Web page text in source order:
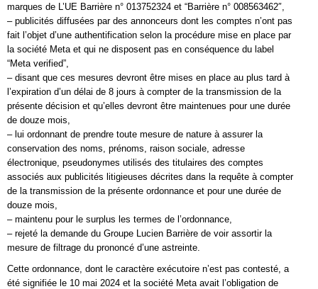
marques de L’UE Barrière n° 013752324 et “Barrière n° 008563462″,
– publicités diffusées par des annonceurs dont les comptes n’ont pas
fait l’objet d’une authentification selon la procédure mise en place par
la société Meta et qui ne disposent pas en conséquence du label
“Meta verified”,
– disant que ces mesures devront être mises en place au plus tard à
l’expiration d’un délai de 8 jours à compter de la transmission de la
présente décision et qu’elles devront être maintenues pour une durée
de douze mois,
– lui ordonnant de prendre toute mesure de nature à assurer la
conservation des noms, prénoms, raison sociale, adresse
électronique, pseudonymes utilisés des titulaires des comptes
associés aux publicités litigieuses décrites dans la requête à compter
de la transmission de la présente ordonnance et pour une durée de
douze mois,
– maintenu pour le surplus les termes de l’ordonnance,
– rejeté la demande du Groupe Lucien Barrière de voir assortir la
mesure de filtrage du prononcé d’une astreinte.
Cette ordonnance, dont le caractère exécutoire n’est pas contesté, a
été signifiée le 10 mai 2024 et la société Meta avait l’obligation de